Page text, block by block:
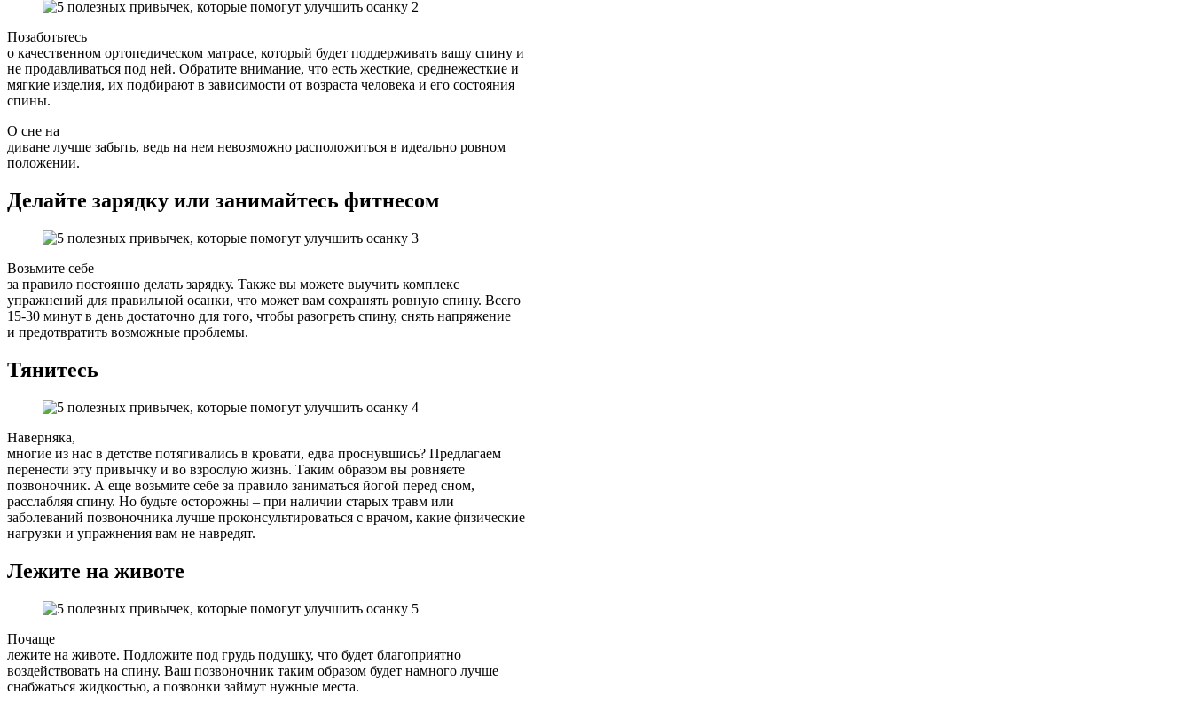
Позаботьтесь
о качественном ортопедическом матрасе, который будет поддерживать вашу спину и
не продавливаться под ней. Обратите внимание, что есть жесткие, среднежесткие и
мягкие изделия, их подбирают в зависимости от возраста человека и его состояния
спины.
О сне на
диване лучше забыть, ведь на нем невозможно расположиться в идеально ровном
положении.
Делайте зарядку или занимайтесь фитнесом
Возьмите себе
за правило постоянно делать зарядку. Также вы можете выучить комплекс
упражнений для правильной осанки, что может вам сохранять ровную спину. Всего
15-30 минут в день достаточно для того, чтобы разогреть спину, снять напряжение
и предотвратить возможные проблемы.
Тянитесь
Наверняка,
многие из нас в детстве потягивались в кровати, едва проснувшись? Предлагаем
перенести эту привычку и во взрослую жизнь. Таким образом вы ровняете
позвоночник. А еще возьмите себе за правило заниматься йогой перед сном,
расслабляя спину. Но будьте осторожны – при наличии старых травм или
заболеваний позвоночника лучше проконсультироваться с врачом, какие физические
нагрузки и упражнения вам не навредят.
Лежите на животе
Почаще
лежите на животе. Подложите под грудь подушку, что будет благоприятно
воздействовать на спину. Ваш позвоночник таким образом будет намного лучше
снабжаться жидкостью, а позвонки займут нужные места.